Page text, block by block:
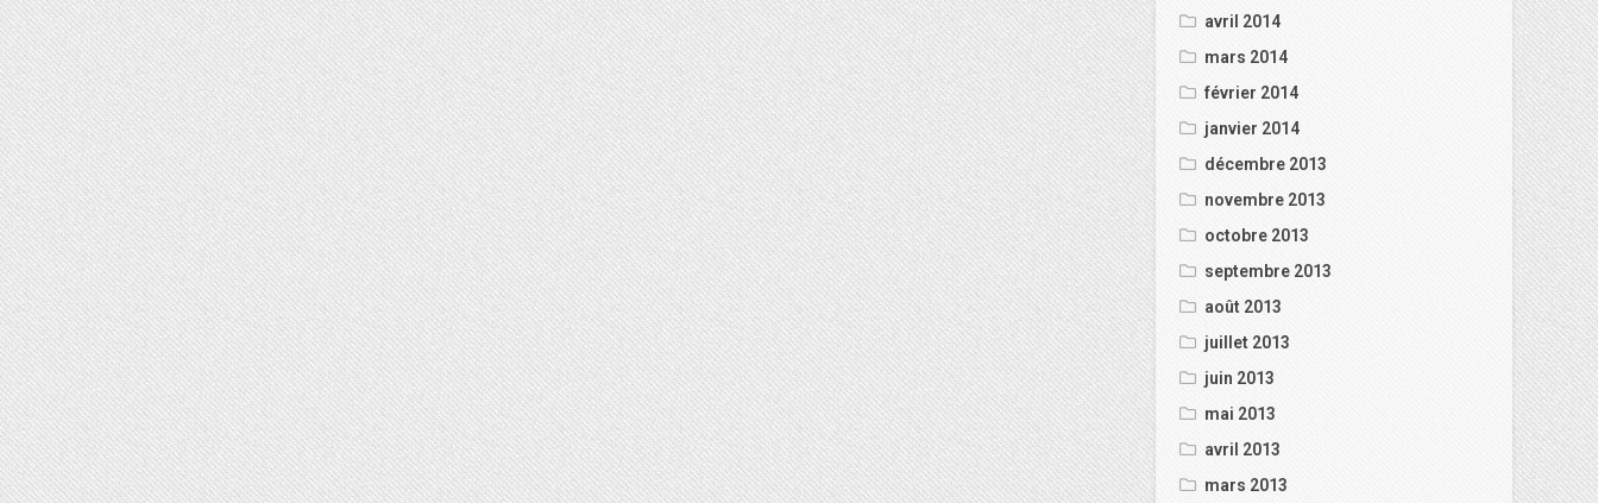
avril 2014
mars 2014
février 2014
janvier 2014
décembre 2013
novembre 2013
octobre 2013
septembre 2013
août 2013
juillet 2013
juin 2013
mai 2013
avril 2013
mars 2013